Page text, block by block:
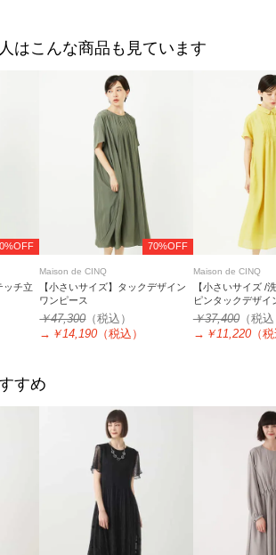
はこんな商品も見ています
ッチ立
70%OFF
Maison de CINQ
【小さいサイズ】タックデザイン
ワンピース
￥47,300（税込）
→ ￥14,190 （税込）
Maison de CINQ
【小さいサイズ /
ピンタックデザイ
ンピース
￥37,400（税
→ ￥11,220（
すめ